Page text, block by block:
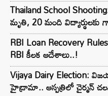
Thailand School
మృతి, 20 మంది
RBI Loan Recovery
RBI కీలక ఆదేశాలు..!
Vijaya Dairy Election:
హైడ్రామా.. ఆస్పత్రిలో చైర్మన్